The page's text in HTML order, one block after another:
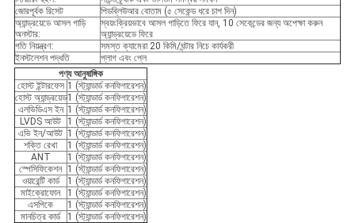
জোরপূর্বক রিসেট
পিডব্লিউআর বোতাম (৫ সেকেন্ড ধরে চাপ দিন)
অ্যান্ড্রয়েডে আসল গাড়ি
অনস্টার:
স্বয়ংক্রিয়ভাবে আসল গাড়িতে ফিরে যান, 10 সেকেন্ডের জন্য অপেক্ষা করুন
অ্যান্ড্রয়েডে ফিরে
গতি নিয়ন্ত্রণ:
সমস্ত ক্যামেরা 20 কিমি/ঘন্টার নিচে কার্যকরী
ইনস্টলেশন পদ্ধতি
প্লাগ এবং প্লে
পণ্য আনুষাঙ্গিক
হোস্ট ইন্টারফেস 1 (স্ট্যান্ডার্ড কনফিগারেশন)
হোস্ট অ্যান্ড্রয়েড1 (স্ট্যান্ডার্ড কনফিগারেশন)
এলভিডিএস ইন 1 (স্ট্যান্ডার্ড কনফিগারেশন)
LVDS আউট
1 (স্ট্যান্ডার্ড কনফিগারেশন)
এভি ইন/আউট 1 (স্ট্যান্ডার্ড কনফিগারেশন)
শক্তি রেখা
1 (স্ট্যান্ডার্ড কনফিগারেশন)
ANT
1 (স্ট্যান্ডার্ড কনফিগারেশন)
স্পেসিফিকেশন 1 (স্ট্যান্ডার্ড কনফিগারেশন)
ওয়ারেন্টি কার্ড
1 (স্ট্যান্ডার্ড কনফিগারেশন)
মাইক্রোফোন
1 (স্ট্যান্ডার্ড কনফিগারেশন)
এসপিকে
1 (স্ট্যান্ডার্ড কনফিগারেশন)
মানচিত্র কার্ড
1 (স্ট্যান্ডার্ড কনফিগারেশন)